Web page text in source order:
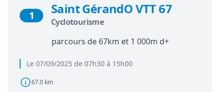
Le 07/09/2025 de 07h30 à 15h00
67.0 km
1 Saint GérandO VTT 67
Cyclotourisme
parcours de 67km et 1 000m d+